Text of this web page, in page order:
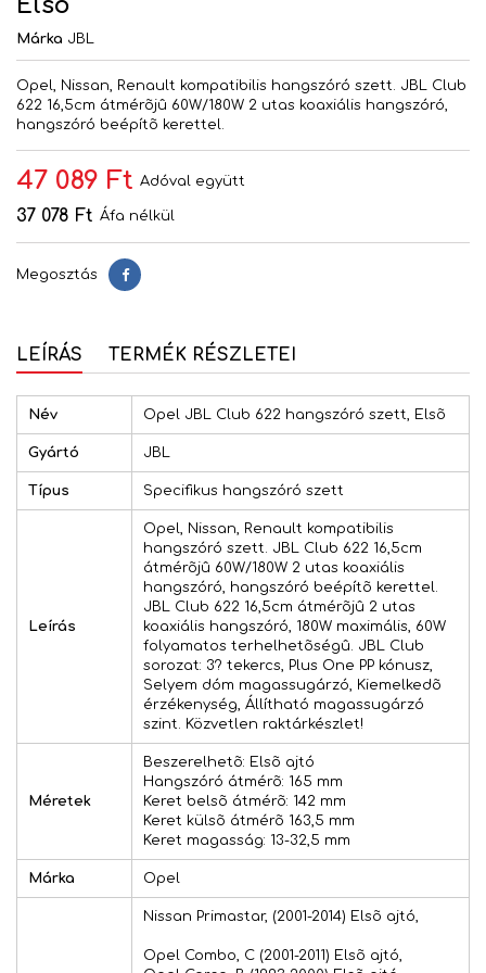
Elsõ
Márka JBL
Opel, Nissan, Renault kompatibilis hangszóró szett. JBL Club
622 16,5cm átmérõjû 60W/180W 2 utas koaxiális hangszóró,
hangszóró beépítõ kerettel.
47 089 Ft Adóval együtt
37 078 Ft Áfa nélkül
Megosztás Megosztás
LEÍRÁS TERMÉK RÉSZLETEI
Név Opel JBL Club 622 hangszóró szett, Elsõ
Gyártó JBL
Típus Specifikus hangszóró szett
Leírás
Opel, Nissan, Renault kompatibilis
hangszóró szett. JBL Club 622 16,5cm
átmérõjû 60W/180W 2 utas koaxiális
hangszóró, hangszóró beépítõ kerettel.
JBL Club 622 16,5cm átmérõjû 2 utas
koaxiális hangszóró, 180W maximális, 60W
folyamatos terhelhetõségû. JBL Club
sorozat: 3? tekercs, Plus One PP kónusz,
Selyem dóm magassugárzó, Kiemelkedõ
érzékenység, Állítható magassugárzó
szint. Közvetlen raktárkészlet!
Méretek
Beszerelhetõ: Elsõ ajtó
Hangszóró átmérõ: 165 mm
Keret belsõ átmérõ: 142 mm
Keret külsõ átmérõ 163,5 mm
Keret magasság: 13-32,5 mm
Márka Opel
Nissan Primastar, (2001-2014) Elsõ ajtó,
Opel Combo, C (2001-2011) Elsõ ajtó,